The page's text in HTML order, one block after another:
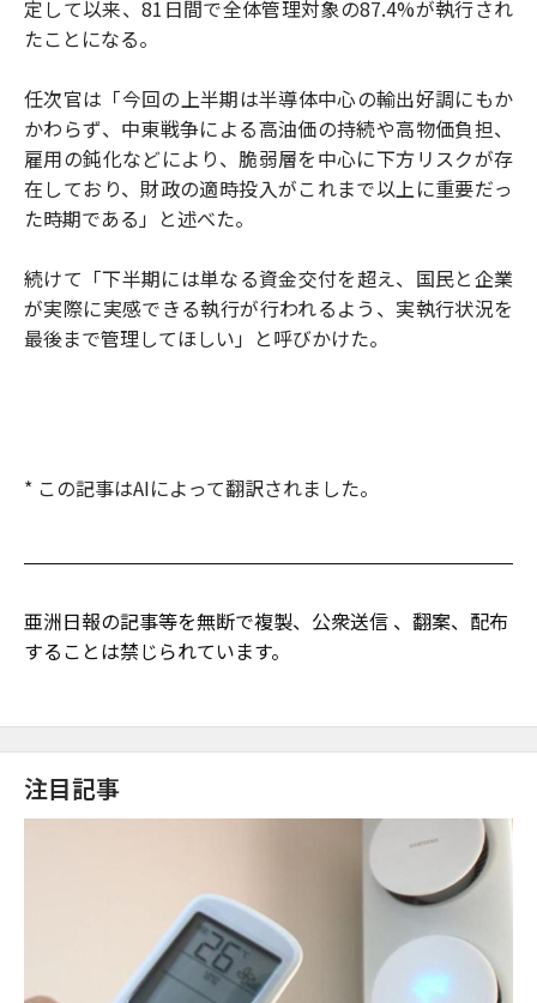
定して以来、81日間で全体管理対象の87.4%が執行され
たことになる。
任次官は「今回の上半期は半導体中心の輸出好調にもか
かわらず、中東戦争による高油価の持続や高物価負担、
雇用の鈍化などにより、脆弱層を中心に下方リスクが存
在しており、財政の適時投入がこれまで以上に重要だっ
た時期である」と述べた。
続けて「下半期には単なる資金交付を超え、国民と企業
が実際に実感できる執行が行われるよう、実執行状況を
最後まで管理してほしい」と呼びかけた。
* この記事はAIによって翻訳されました。
亜洲日報の記事等を無断で複製、公衆送信 、翻案、配布
することは禁じられています。
注目記事